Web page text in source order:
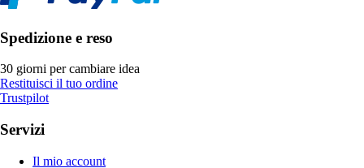
Spedizione e reso
30 giorni per cambiare idea
Restituisci il tuo ordine
Trustpilot
Servizi
Il mio account